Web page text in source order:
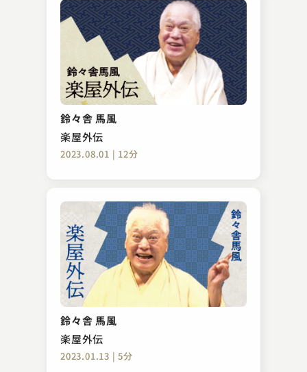
鈴々舎 馬風
楽屋外伝
2023.08.01 | 12分
鈴々舎 馬風
楽屋外伝
2023.01.13 | 5分
古今亭 志ん輔
目薬
2023.04.02 | 14分
林家 錦平
宗論
2023.12.22 | 13分